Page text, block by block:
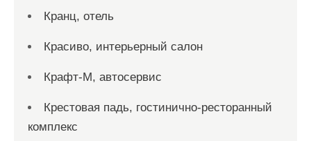
Кранц, отель
Красиво, интерьерный салон
Крафт-М, автосервис
Крестовая падь, гостинично-ресторанный
комплекс